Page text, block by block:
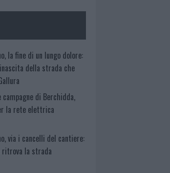
la fine di un lungo dolore:
della strada che
campagne di Berchidda,
la rete elettrica
via i cancelli del cantiere:
ritrova la strada